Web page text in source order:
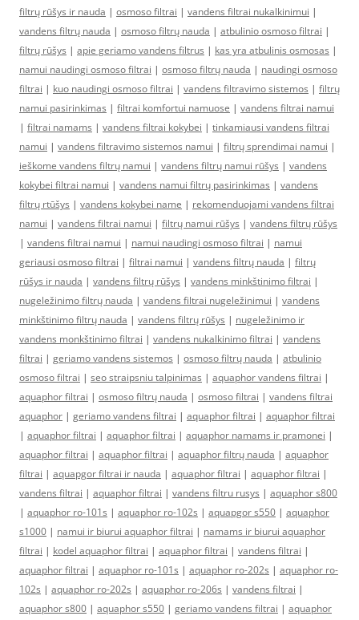
filtrų rūšys ir nauda | osmoso filtrai | vandens filtrai nukalkinimui |
vandens filtrų nauda | osmoso filtrų nauda | atbulinio osmoso filtrai |
filtrų rūšys | apie geriamo vandens filtrus | kas yra atbulinis osmosas |
namui naudingi osmoso filtrai | osmoso filtrų nauda | naudingi osmoso
filtrai | kuo naudingi osmoso filtrai | vandens filtravimo sistemos | filtrų
namui pasirinkimas | filtrai komfortui namuose | vandens filtrai namui
| filtrai namams | vandens filtrai kokybei | tinkamiausi vandens filtrai
namui | vandens filtravimo sistemos namui | filtrų sprendimai namui |
ieškome vandens filtrų namui | vandens filtrų namui rūšys | vandens
kokybei filtrai namui | vandens namui filtrų pasirinkimas | vandens
filtrų rtūšys | vandens kokybei name | rekomenduojami vandens filtrai
namui | vandens filtrai namui | filtrų namui rūšys | vandens filtrų rūšys
| vandens filtrai namui | namui naudingi osmoso filtrai | namui
geriausi osmoso filtrai | filtrai namui | vandens filtrų nauda | filtrų
rūšys ir nauda | vandens filtrų rūšys | vandens minkštinimo filtrai |
nugeležinimo filtrų nauda | vandens filtrai nugeležinimui | vandens
minkštinimo filtrų nauda | vandens filtrų rūšys | nugeležinimo ir
vandens monkštinimo filtrai | vandens nukalkinimo filtrai | vandens
filtrai | geriamo vandens sistemos | osmoso filtrų nauda | atbulinio
osmoso filtrai | seo straipsniu talpinimas | aquaphor vandens filtrai |
aquaphor filtrai | osmoso filtrų nauda | osmoso filtrai | vandens filtrai
aquaphor | geriamo vandens filtrai | aquaphor filtrai | aquaphor filtrai
| aquaphor filtrai | aquaphor filtrai | aquaphor namams ir pramonei |
aquaphor filtrai | aquaphor filtrai | aquaphor filtrų nauda | aquaphor
filtrai | aquapgor filtrai ir nauda | aquaphor filtrai | aquaphor filtrai |
vandens filtrai | aquaphor filtrai | vandens filtru rusys | aquaphor s800
| aquaphor ro-101s | aquaphor ro-102s | aquapgor s550 | aquaphor
s1000 | namui ir biurui aquaphor filtrai | namams ir biurui aquaphor
filtrai | kodel aquaphor filtrai | aquaphor filtrai | vandens filtrai |
aquaphor filtrai | aquaphor ro-101s | aquaphor ro-202s | aquaphor ro-
102s | aquaphor ro-202s | aquaphor ro-206s | vandens filtrai |
aquaphor s800 | aquaphor s550 | geriamo vandens filtrai | aquaphor